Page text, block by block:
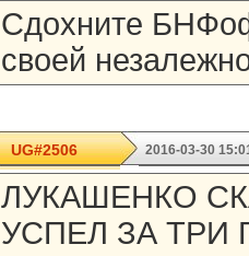
Сдохните
своей
UG#2506 2016-03-30
ЛУКАШЕНКО
УСПЕЛ ЗА ТРИ